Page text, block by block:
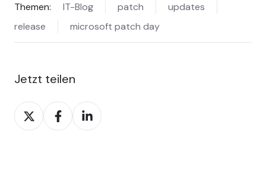
Themen: IT-Blog patch
updates
release
microsoft patch day
Jetzt teilen
Share
on
Share
on
Share
on